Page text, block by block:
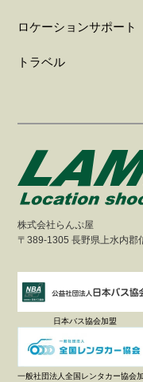
ロケーションサポート
トラベル
株式会社らんぷ屋
〒389-1305 長野県上水内郡
日本バス協会加盟
一般社団法人全国レンタカー協会